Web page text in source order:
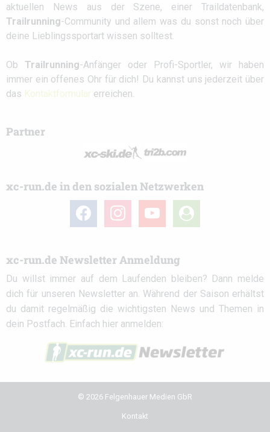
aktuellen News aus der Szene, einer Traildatenbank,
Trailrunning-Community und allem was du sonst noch über
deine Lieblingssportart wissen solltest.
Ob Trailrunning-Anfänger oder Profi-Sportler, wir haben
immer ein offenes Ohr für dich! Du kannst uns jederzeit über
das Kontaktformular erreichen.
Partner
xc-run.de in den sozialen Netzwerken
facebook instagram youtube
user-
circle
xc-run.de Newsletter Anmeldung
Du willst immer auf dem Laufenden bleiben? Dann melde
dich für unseren Newsletter an. Während der Saison erhältst
du damit regelmäßig die wichtigsten News und Themen in
dein Postfach. Einfach hier anmelden:
© 2026 Felgenhauer Medien GbR
Kontakt